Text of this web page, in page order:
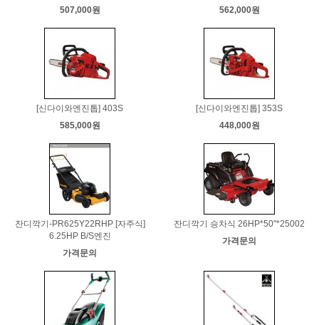
507,000원
562,000원
[신다이와엔진톱] 403S
585,000원
[신다이와엔진톱] 353S
448,000원
잔디깍기-PR625Y22RHP [자주식]
6.25HP B/S엔진
가격문의
잔디깍기 승차식 26HP*50"*25002
가격문의